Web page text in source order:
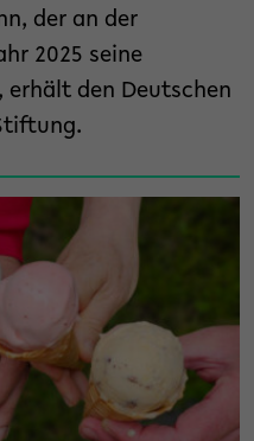
der an der
2025 seine
den Deutschen